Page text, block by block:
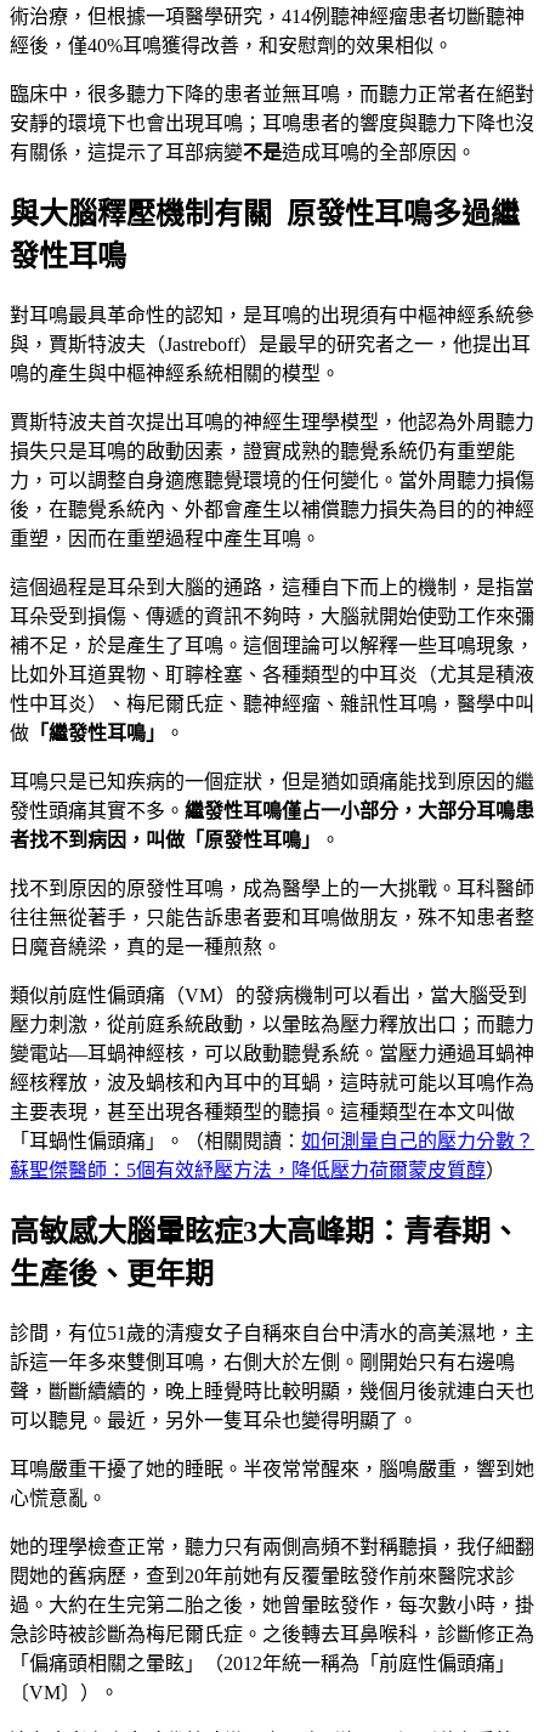
術治療，但根據一項醫學研究，414例聽神經瘤患者切斷聽神
經後，僅40%耳鳴獲得改善，和安慰劑的效果相似。
臨床中，很多聽力下降的患者並無耳鳴，而聽力正常者在絕對
安靜的環境下也會出現耳鳴；耳鳴患者的響度與聽力下降也沒
有關係，這提示了耳部病變不是造成耳鳴的全部原因。
與大腦釋壓機制有關 原發性耳鳴多過繼
發性耳鳴
對耳鳴最具革命性的認知，是耳鳴的出現須有中樞神經系統參
與，賈斯特波夫（Jastreboff）是最早的研究者之一，他提出耳
鳴的產生與中樞神經系統相關的模型。
賈斯特波夫首次提出耳鳴的神經生理學模型，他認為外周聽力
損失只是耳鳴的啟動因素，證實成熟的聽覺系統仍有重塑能
力，可以調整自身適應聽覺環境的任何變化。當外周聽力損傷
後，在聽覺系統內、外都會產生以補償聽力損失為目的的神經
重塑，因而在重塑過程中產生耳鳴。
這個過程是耳朵到大腦的通路，這種自下而上的機制，是指當
耳朵受到損傷、傳遞的資訊不夠時，大腦就開始使勁工作來彌
補不足，於是產生了耳鳴。這個理論可以解釋一些耳鳴現象，
比如外耳道異物、耵聹栓塞、各種類型的中耳炎（尤其是積液
性中耳炎）、梅尼爾氏症、聽神經瘤、雜訊性耳鳴，醫學中叫
做 「繼發性耳鳴」 。
耳鳴只是已知疾病的一個症狀，但是猶如頭痛能找到原因的繼
發性頭痛其實不多。 繼發性耳鳴僅占一小部分，大部分耳鳴患
者找不到病因，叫做「原發性耳鳴」
。
找不到原因的原發性耳鳴，成為醫學上的一大挑戰。耳科醫師
往往無從著手，只能告訴患者要和耳鳴做朋友，殊不知患者整
日魔音繞梁，真的是一種煎熬。
類似前庭性偏頭痛（VM）的發病機制可以看出，當大腦受到
壓力刺激，從前庭系統啟動，以暈眩為壓力釋放出口；而聽力
變電站—耳蝸神經核，可以啟動聽覺系統。當壓力通過耳蝸神
經核釋放，波及蝸核和內耳中的耳蝸，這時就可能以耳鳴作為
主要表現，甚至出現各種類型的聽損。這種類型在本文叫做
「耳蝸性偏頭痛」。（相關閱讀： 如何測量自己的壓力分數？
蘇聖傑醫師：5個有效紓壓方法，降低壓力荷爾蒙皮質醇）
高敏感大腦暈眩症3大高峰期：青春期、
生產後、更年期
診間，有位51歲的清瘦女子自稱來自台中清水的高美濕地，主
訴這一年多來雙側耳鳴，右側大於左側。剛開始只有右邊鳴
聲，斷斷續續的，晚上睡覺時比較明顯，幾個月後就連白天也
可以聽見。最近，另外一隻耳朵也變得明顯了。
耳鳴嚴重干擾了她的睡眠。半夜常常醒來，腦鳴嚴重，響到她
心慌意亂。
她的理學檢查正常，聽力只有兩側高頻不對稱聽損，我仔細翻
閱她的舊病歷，查到20年前她有反覆暈眩發作前來醫院求診
過。大約在生完第二胎之後，她曾暈眩發作，每次數小時，掛
急診時被診斷為梅尼爾氏症。之後轉去耳鼻喉科，診斷修正為
「偏痛頭相關之暈眩」（2012年統一稱為「前庭性偏頭痛」
〔VM〕）。